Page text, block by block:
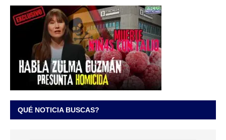
QUÉ NOTICIA BUSCAS?